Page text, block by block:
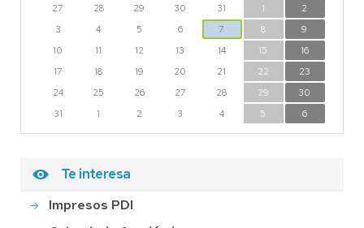
27
28 29 30 31 1
2
3
4 5 6 7 8
9
10
11 12 13 14 15
16
17
18 19 20 21 22
23
24
25 26 27 28 29
30
31
1 2 3 4 5 6
Te interesa
Impresos PDI